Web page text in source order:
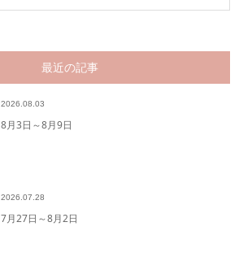
最近の記事
2026.08.03
8月3日～8月9日
2026.07.28
7月27日～8月2日